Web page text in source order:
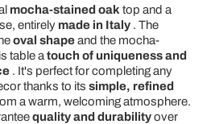
mocha-stained oak top and a
entirely made in Italy. The
oval shapeand the mocha-
table a touch of uniqueness and
. It's perfect for completing any
thanks to its simple, refined
a warm, welcoming atmosphere.
quality and durabilityover